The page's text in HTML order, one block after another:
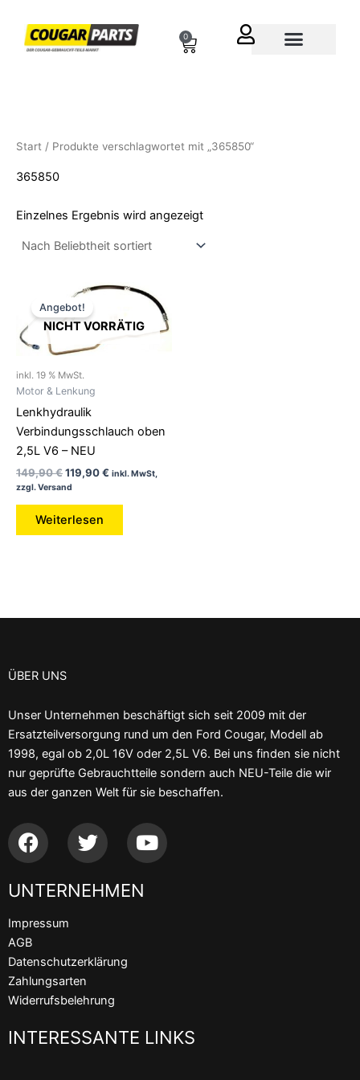
Inhalt
springen
0
Cart
Start / Produkte verschlagwortet mit „365850“
365850
Einzelnes Ergebnis wird angezeigt
NICHT VORRÄTIG
Angebot!
inkl. 19 % MwSt.
Motor & Lenkung
Lenkhydraulik
Verbindungsschlauch oben
2,5L V6 – NEU
149,90€
Ursprünglicher
Preis
war:
149,90 €
119,90€
Aktueller
119,90 €.
inkl. MwSt,
zzgl. Versand
Weiterlesen
ÜBER UNS
Unser Unternehmen beschäftigt sich seit 2009 mit der
Ersatzteilversorgung rund um den Ford Cougar, Modell ab
1998, egal ob 2,0L 16V oder 2,5L V6. Bei uns finden sie nicht
nur geprüfte Gebrauchtteile sondern auch NEU-Teile die wir
aus der ganzen Welt für sie beschaffen.
F
a
e
o
o
k
T
w
t
r
Y
o
UNTERNEHMEN
Impressum
AGB
Datenschutzerklärung
Zahlungsarten
Widerrufsbelehrung
INTERESSANTE LINKS